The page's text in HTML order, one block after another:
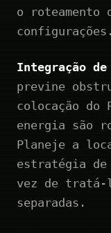
o roteamento
configurações.
Integração de
previne
colocação do
energia são
Planeje a
estratégia de
vez de tratá-
separadas.